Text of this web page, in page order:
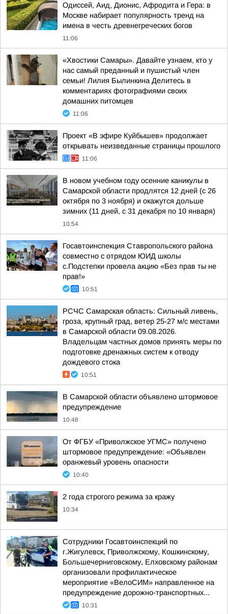
Одиссей, Аид, Дионис, Афродита и Гера: в
Москве набирает популярность тренд на
имена в честь древнегреческих богов
11:06
«Хвостики Самары». Давайте узнаем, кто у
нас самый преданный и пушистый член
семьи! Лилия Былинкина Делитесь в
комментариях фотографиями своих
домашних питомцев
11:06
Проект «В эфире Куйбышев» продолжает
открывать неизведанные страницы прошлого
11:06
В новом учебном году осенние каникулы в
Самарской области продлятся 12 дней (с 26
октября по 3 ноября) и окажутся дольше
зимних (11 дней, с 31 декабря по 10 января)
10:54
Госавтоинспекция Ставропольского района
совместно с отрядом ЮИД школы
с.Подстепки провела акцию «Без прав ты не
прав!»
10:51
РСЧС Самарская область: Сильный ливень,
гроза, крупный град, ветер 25-27 м/с местами
в Самарской области 09.08.2026.
Владельцам частных домов принять меры по
подготовке дренажных систем к отводу
дождевого стока
10:51
В Самарской области объявлено штормовое
предупреждение
10:48
От ФГБУ «Приволжское УГМС» получено
штормовое предупреждение: «Объявлен
оранжевый уровень опасности
10:40
2 года строгого режима за кражу
10:34
Сотрудники Госавтоинспекций по
г.Жигулевск, Приволжскому, Кошкинскому,
Большечерниговскому, Елховскому районам
организовали профилактическое
мероприятие «ВелоСИМ» направленное на
предупреждение дорожно-транспортных...
10:31